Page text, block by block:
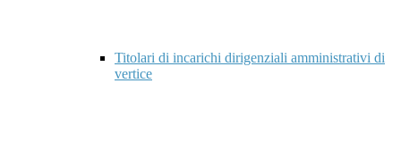
Titolari di incarichi dirigenziali amministrativi di
vertice